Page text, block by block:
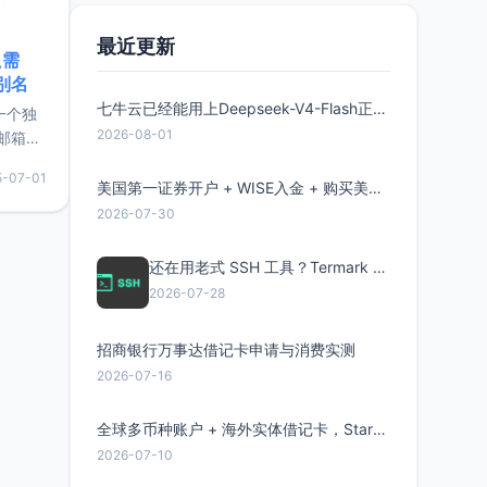
名
个独
箱等
较有
惠的
07-01
最近更新
七牛云已经能用上Deepseek-V4-Flash正式版了，点此领取300万Token
2026-08-01
美国第一证券开户 + WISE入金 + 购买美股全流程分享
2026-07-30
还在用老式 SSH 工具？Termark 新一代跨平台智能SSH客户端了解一下
2026-07-28
招商银行万事达借记卡申请与消费实测
2026-07-16
全球多币种账户 + 海外实体借记卡，Starryblu开户教程与注意事项
2026-07-10